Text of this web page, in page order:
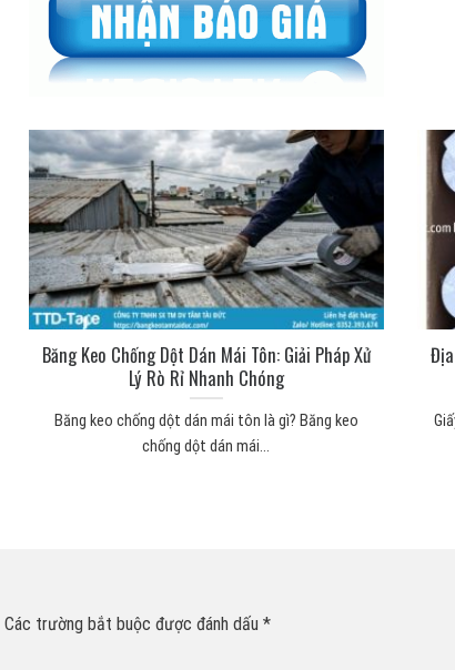
Băng Keo Chống Dột Dán Mái Tôn: Giải Pháp Xử
Lý Rò Rỉ Nhanh Chóng
Băng keo chống dột dán mái tôn là gì? Băng keo
chống dột dán mái...
Các trường bắt buộc được đánh dấu *